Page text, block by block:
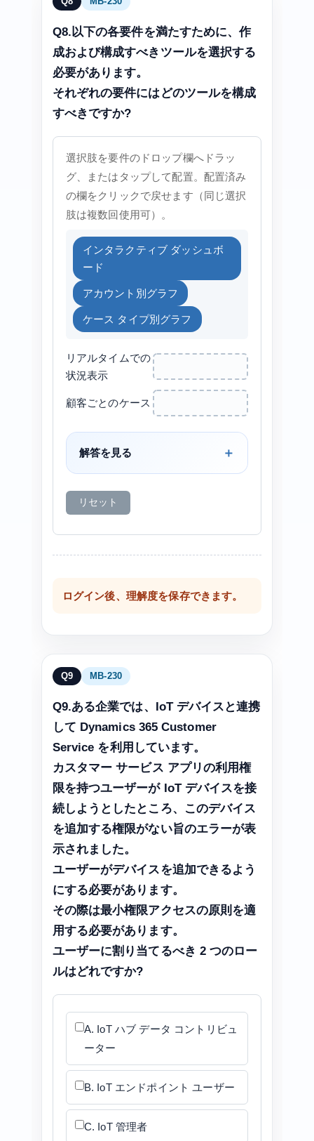
Q8.以下の各要件を満たすために、作
成および構成すべきツールを選択する
必要があります。
それぞれの要件にはどのツールを構成
すべきですか?
選択肢を要件のドロップ欄へドラッ
グ、またはタップして配置。配置済み
の欄をクリックで戻せます（同じ選択
肢は複数回使用可）。
インタラクティブ ダッシュボ
ード
アカウント別グラフ
ケース タイプ別グラフ
リアルタイムでの
状況表示
顧客ごとのケース
解答を見る
リセット
ログイン後、理解度を保存できます。
Q9 MB-230
Q9.ある企業では、IoT デバイスと連携
して Dynamics 365 Customer
Service を利用しています。
カスタマー サービス アプリの利用権
限を持つユーザーが IoT デバイスを接
続しようとしたところ、このデバイス
を追加する権限がない旨のエラーが表
示されました。
ユーザーがデバイスを追加できるよう
にする必要があります。
その際は最小権限アクセスの原則を適
用する必要があります。
ユーザーに割り当てるべき 2 つのロー
ルはどれですか?
A. IoT ハブ データ コントリビュ
ーター
B. IoT エンドポイント ユーザー
C. IoT 管理者